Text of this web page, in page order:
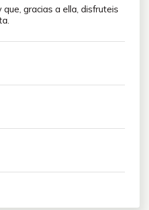
gracias a ella, disfruteis